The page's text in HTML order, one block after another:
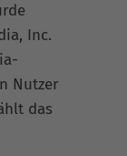
Inc.
Nutzer
das